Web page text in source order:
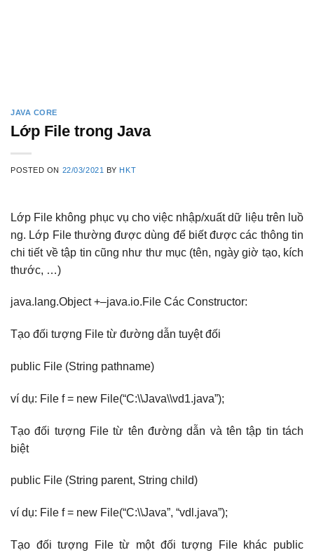
JAVA CORE
Lớp File trong Java
POSTED ON 22/03/2021 BY HKT
Lớp File không phục vụ cho việc nhập/xuất dữ liệu trên luồ
ng. Lớp File thường được dùng để biết được các thông tin
chi tiết về tập tin cũng như thư mục (tên, ngày giờ tạo, kích
thước, …)
java.lang.Object +–java.io.File Các Constructor:
Tạo đối tượng File từ đường dẫn tuyệt đối
public File (String pathname)
ví dụ: File f = new File(“C:\\Java\\vd1.java”);
Tạo đối tượng File từ tên đường dẫn và tên tập tin tách
biệt
public File (String parent, String child)
ví dụ: File f = new File(“C:\\Java”, “vdl.java”);
Tạo đối tượng File từ một đối tượng File khác public